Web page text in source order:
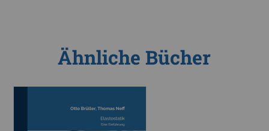
Ähnliche Bücher